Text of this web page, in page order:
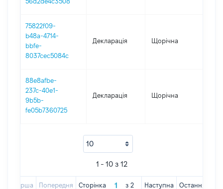
75822f09-
b48a-4714-
bbfe-
8037cec5084c
Декларація Щорічна
88e8afbe-
237c-40e1-
9b5b-
fe05b7360725
Декларація Щорічна
1 - 10 з 12
Перша Попередня Сторінка з 2 Наступна Остання